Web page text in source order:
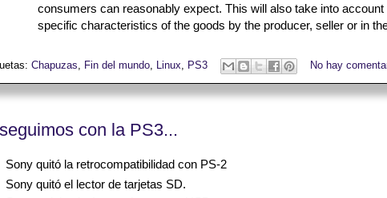
consumers can reasonably expect. This will also take into
specific characteristics of the goods by the producer, seller or in
Chapuzas, Fin del mundo, Linux, PS3 No hay
con la PS3...
Sony quitó la retrocompatibilidad con PS-2
Sony quitó el lector de tarjetas SD.